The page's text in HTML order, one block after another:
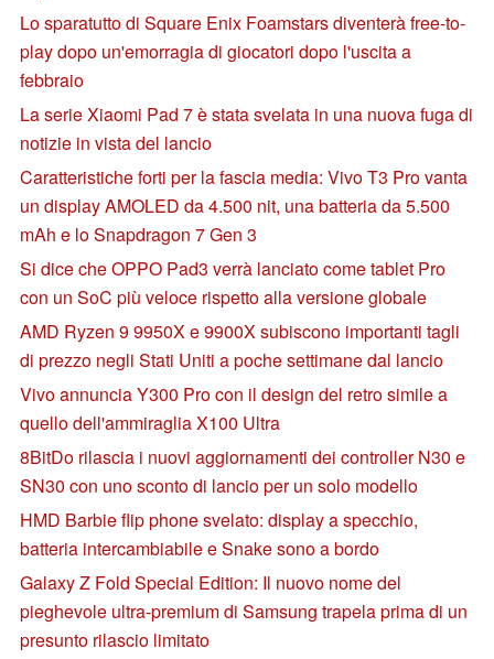
Lo sparatutto di Square Enix Foamstars diventerà free-to-
play dopo un'emorragia di giocatori dopo l'uscita a
febbraio
La serie Xiaomi Pad 7 è stata svelata in una nuova fuga di
notizie in vista del lancio
Caratteristiche forti per la fascia media: Vivo T3 Pro vanta
un display AMOLED da 4.500 nit, una batteria da 5.500
mAh e lo Snapdragon 7 Gen 3
Si dice che OPPO Pad3 verrà lanciato come tablet Pro
con un SoC più veloce rispetto alla versione globale
AMD Ryzen 9 9950X e 9900X subiscono importanti tagli
di prezzo negli Stati Uniti a poche settimane dal lancio
Vivo annuncia Y300 Pro con il design del retro simile a
quello dell'ammiraglia X100 Ultra
8BitDo rilascia i nuovi aggiornamenti dei controller N30 e
SN30 con uno sconto di lancio per un solo modello
HMD Barbie flip phone svelato: display a specchio,
batteria intercambiabile e Snake sono a bordo
Galaxy Z Fold Special Edition: Il nuovo nome del
pieghevole ultra-premium di Samsung trapela prima di un
presunto rilascio limitato